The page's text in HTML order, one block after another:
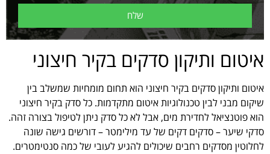
שלח
איטום ותיקון סדקים בקיר חיצוני
איטום ותיקון סדקים בקיר חיצוני הוא תחום מומחיות שמשלב בין
שיקום מבני לבין טכנולוגיות איטום מתקדמות. כל סדק בקיר חיצוני
הוא פוטנציאל לחדירת מים, אבל לא כל סדק ניתן לטיפול בצורה זהה.
סדקי שיער – סדקים דקים של עד מילימטר – דורשים גישה שונה
לחלוטין מסדקים רחבים שיכולים להגיע לעובי של כמה סנטימטרים.